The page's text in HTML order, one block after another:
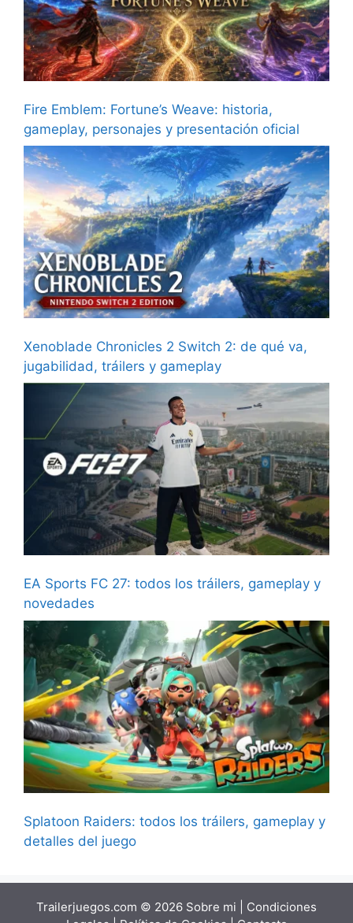
Fire Emblem: Fortune’s Weave: historia,
gameplay, personajes y presentación oficial
Xenoblade Chronicles 2 Switch 2: de qué va,
jugabilidad, tráilers y gameplay
EA Sports FC 27: todos los tráilers, gameplay y
novedades
Splatoon Raiders: todos los tráilers, gameplay y
detalles del juego
Trailerjuegos.com © 2026 Sobre mi
Condiciones